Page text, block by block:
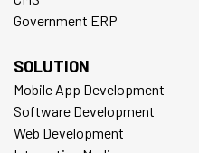
Government ERP
SOLUTION
Mobile App Development
Software Development
Web Development